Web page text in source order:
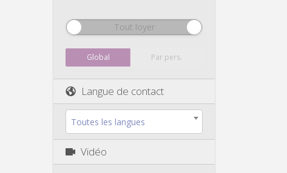
Tout loyer
Global Par pers.
Langue de contact
Toutes les langues
Vidéo